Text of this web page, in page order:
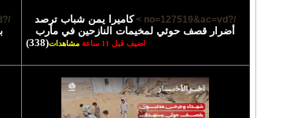
/?no=127519&ac=vd >
كاميرا يمن شباب ترصد
أضرار قصف حوثي لمخيمات النازحين في مأرب
اضيف قبل 11 ساعة مشاهدات(338)
/?no=127518&ac=vd >